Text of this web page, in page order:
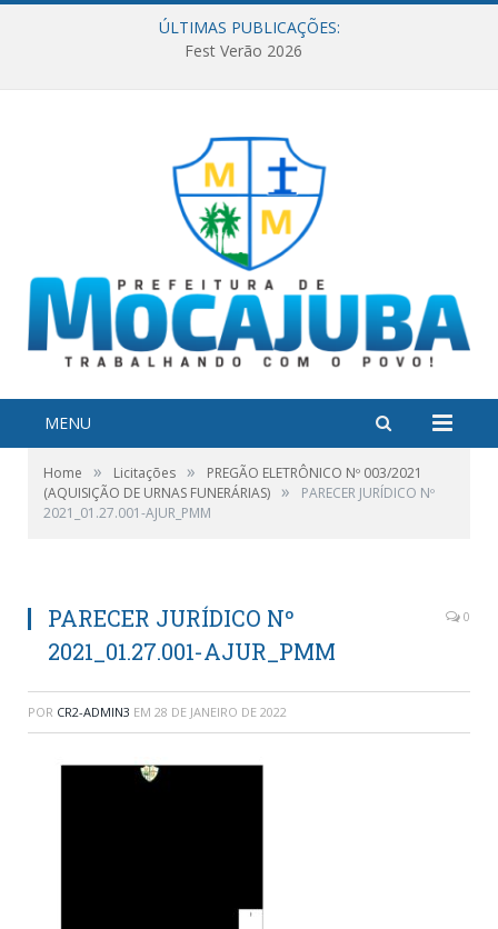
ÚLTIMAS PUBLICAÇÕES:
Fest Verão 2026
MENU
Home » Licitações »
PREGÃO ELETRÔNICO Nº 003/2021
(AQUISIÇÃO DE URNAS FUNERÁRIAS) »
PARECER JURÍDICO Nº
2021_01.27.001-AJUR_PMM
PARECER JURÍDICO Nº
2021_01.27.001-AJUR_PMM
0
POR CR2-ADMIN3 EM 28 DE JANEIRO DE 2022